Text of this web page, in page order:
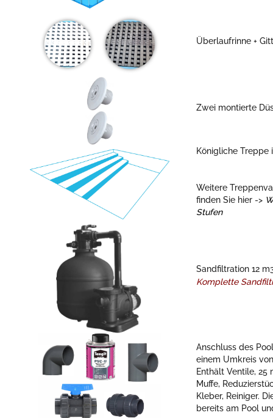
Überlaufrinne +
Zwei montierte
Königliche Treppe
Weitere
finden Sie hier ->
Stufen
Sandfiltration 12
Komplette
Anschluss des
einem Umkreis
Enthält Ventile, 25
Muffe,
Kleber, Reiniger.
bereits am Pool